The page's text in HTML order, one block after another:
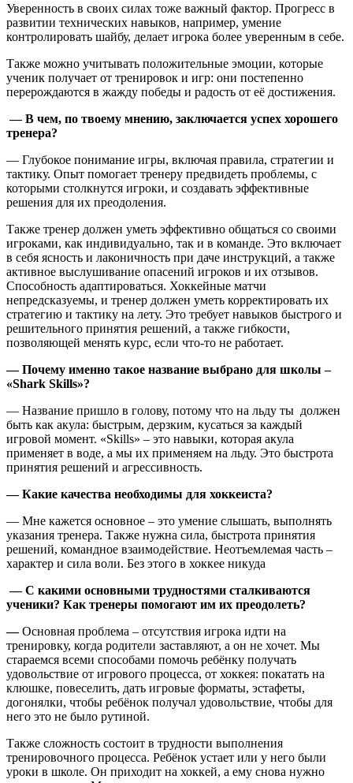
Уверенность в своих силах тоже важный фактор. Прогресс в
развитии технических навыков, например, умение
контролировать шайбу, делает игрока более уверенным в себе.
Также можно учитывать положительные эмоции, которые
ученик получает от тренировок и игр: они постепенно
перерождаются в жажду победы и радость от её достижения.
— В чем, по твоему мнению, заключается успех хорошего
тренера?
— Глубокое понимание игры, включая правила, стратегии и
тактику. Опыт помогает тренеру предвидеть проблемы, с
которыми столкнутся игроки, и создавать эффективные
решения для их преодоления.
Также тренер должен уметь эффективно общаться со своими
игроками, как индивидуально, так и в команде. Это включает
в себя ясность и лаконичность при даче инструкций, а также
активное выслушивание опасений игроков и их отзывов.
Способность адаптироваться. Хоккейные матчи
непредсказуемы, и тренер должен уметь корректировать их
стратегию и тактику на лету. Это требует навыков быстрого и
решительного принятия решений, а также гибкости,
позволяющей менять курс, если что-то не работает.
— Почему именно такое название выбрано для школы –
«Shark Skills»?
— Название пришло в голову, потому что на льду ты должен
быть как акула: быстрым, дерзким, кусаться за каждый
игровой момент. «Skills» – это навыки, которая акула
применяет в воде, а мы их применяем на льду. Это быстрота
принятия решений и агрессивность.
— Какие качества необходимы для хоккеиста?
— Мне кажется основное – это умение слышать, выполнять
указания тренера. Также нужна сила, быстрота принятия
решений, командное взаимодействие. Неотъемлемая часть –
характер и сила воли. Без этого в хоккее никуда
— С какими основными трудностями сталкиваются
ученики? Как тренеры помогают им их преодолеть?
—Основная проблема – отсутствия игрока идти на
тренировку, когда родители заставляют, а он не хочет. Мы
стараемся всеми способами помочь ребёнку получать
удовольствие от игрового процесса, от хоккея: покатать на
клюшке, повеселить, дать игровые форматы, эстафеты,
догонялки, чтобы ребёнок получал удовольствие, чтобы для
него это не было рутиной.
Также сложность состоит в трудности выполнения
тренировочного процесса. Ребёнок устает или у него были
уроки в школе. Он приходит на хоккей, а ему снова нужно